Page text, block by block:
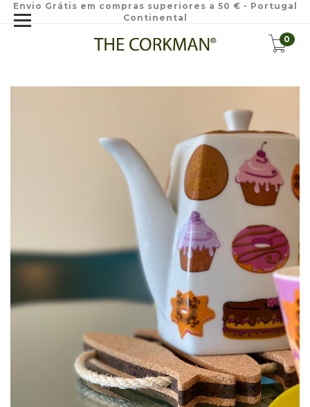
Envio Grátis em compras superiores a 50 € - Portugal
Continental
0